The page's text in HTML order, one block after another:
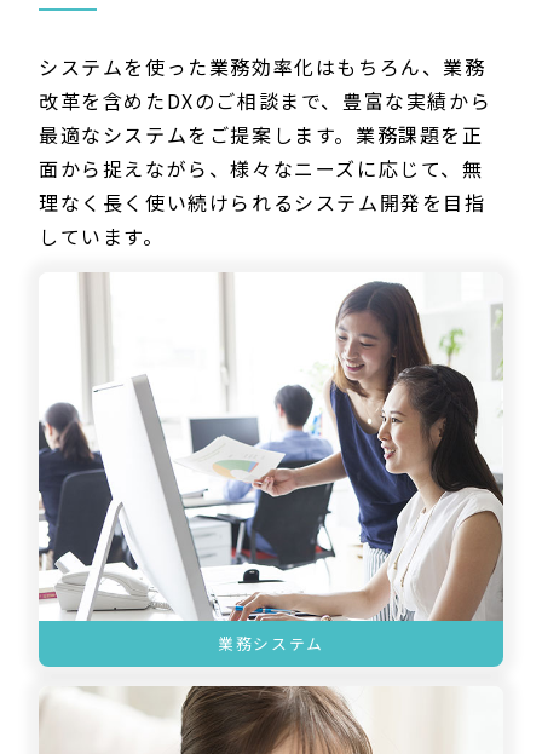
システムを使った業務効率化はもちろん、業務
改革を含めたDXのご相談まで、豊富な実績から
最適なシステムをご提案します。業務課題を正
面から捉えながら、様々なニーズに応じて、無
理なく長く使い続けられるシステム開発を目指
しています。
業務システム